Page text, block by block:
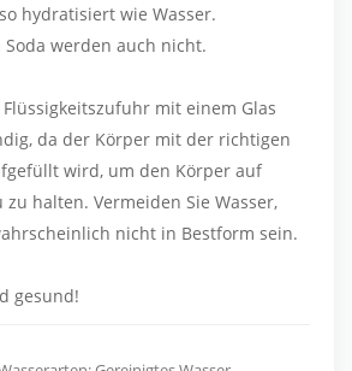
hydratisiert wie Wasser.
werden auch nicht.
mit einem Glas
da der Körper mit der richtigen
wird, um den Körper auf
halten. Vermeiden Sie Wasser,
nicht in Bestform sein.
gesund!